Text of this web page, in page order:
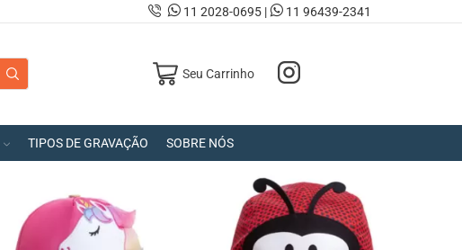
11 2028-0695 | 11 96439-2341
Seu Carrinho
TIPOS DE GRAVAÇÃO SOBRE NÓS